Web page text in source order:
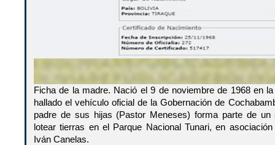
Ficha de la madre. Nació el 9 de noviembre de 1968 en
hallado el vehículo oficial de la Gobernación de
padre de sus hijas (Pastor Meneses) forma parte de un
lotear tierras en el Parque Nacional Tunari, en
Iván Canelas.